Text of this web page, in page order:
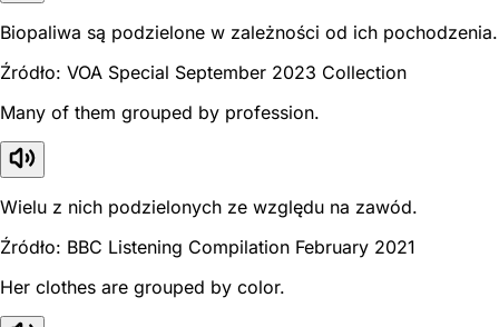
Biopaliwa są podzielone w zależności od ich pochodzenia.
Źródło: VOA Special September 2023 Collection
Many of them grouped by profession.
Wielu z nich podzielonych ze względu na zawód.
Źródło: BBC Listening Compilation February 2021
Her clothes are grouped by color.